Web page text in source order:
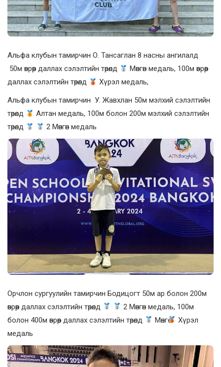
Альфа клубын тамирчин О. Тансаглан 8 насны ангилалд
50м өврөөр даллах сэлэлтийн төрөлд
Мөнгөн медаль, 100м өврөөр
даллах сэлэлтийн төрөлд
Хүрэл медаль,
Альфа клубын тамирчин У. Жавхлан 50м мэлхий сэлэлтийн
төрөлд
Алтан медаль, 100м болон 200м мэлхий сэлэлтийн
төрөлд
2 Мөнгөн медаль
Орчлон сургуулийн тамирчин Бодицогт 50м ар болон 200м
өврөөр даллах сэлэлтийн төрөлд
2 Мөнгөн медаль, 100м
болон 400м өврөөр даллах сэлэлтийн төрөлд
Мөнгө
Хүрэл
медаль